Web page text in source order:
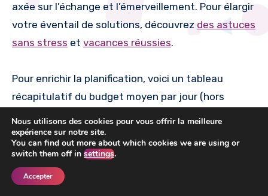
axée sur l’échange et l’émerveillement. Pour élargir
votre éventail de solutions, découvrez des astuces
sans stress et vacances réussies.
Pour enrichir la planification, voici un tableau
récapitulatif du budget moyen par jour (hors
Dépense
Montant
Nous utilisons des cookies pour vous offrir la meilleure
expérience sur notre site.
You can find out more about which cookies we are using or
switch them off in settings.
Accepter